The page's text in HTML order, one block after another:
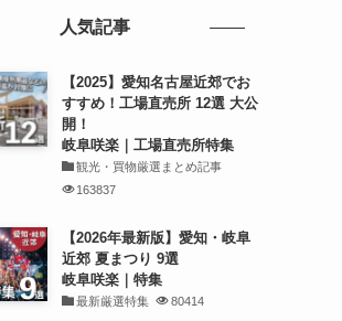
人気記事
【2025】愛知名古屋近郊でお
すすめ！工場直売所 12選 大公
開！
岐阜咲楽｜工場直売所特集
観光・買物厳選まとめ記事
163837
【2026年最新版】愛知・岐阜
近郊 夏まつり 9選
岐阜咲楽｜特集
最新厳選特集 80414